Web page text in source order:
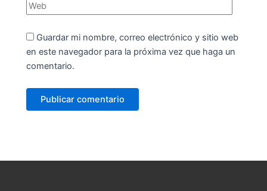
Guardar mi nombre, correo electrónico y sitio web
en este navegador para la próxima vez que haga un
comentario.